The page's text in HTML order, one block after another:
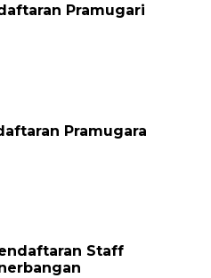
Pramugari
Pramugara
Staff